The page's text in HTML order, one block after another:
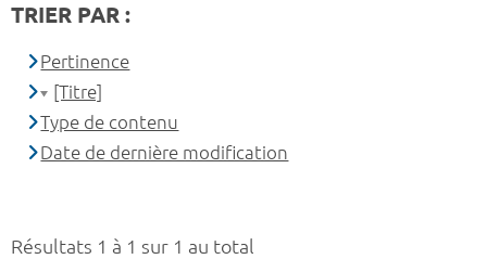
Résultats 1 à 1 sur 1 au total
TRIER PAR :
Pertinence
[Titre]
Type de contenu
Date de dernière modification